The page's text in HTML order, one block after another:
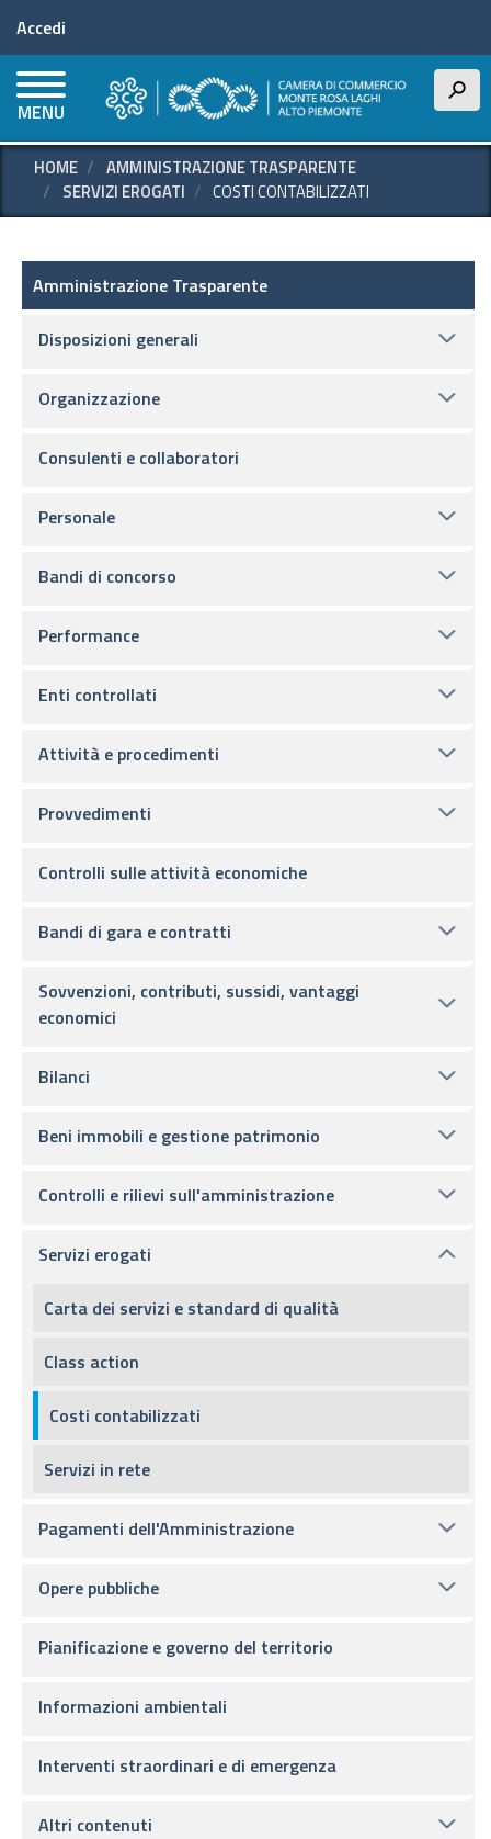
principale
Menu profilo utente
Accedi
MENU
h
HOME
AMMINISTRAZIONE TRASPARENTE
SERVIZI EROGATI
COSTI CONTABILIZZATI
Amministrazione Trasparente
Amministrazione Trasparente
Disposizioni generali
Organizzazione
Consulenti e collaboratori
Personale
Bandi di concorso
Performance
Enti controllati
Attività e procedimenti
Provvedimenti
Controlli sulle attività economiche
Bandi di gara e contratti
Sovvenzioni, contributi, sussidi, vantaggi
economici
Bilanci
Beni immobili e gestione patrimonio
Controlli e rilievi sull'amministrazione
Servizi erogati
Carta dei servizi e standard di qualità
Class action
Costi contabilizzati
Servizi in rete
Pagamenti dell'Amministrazione
Opere pubbliche
Pianificazione e governo del territorio
Informazioni ambientali
Interventi straordinari e di emergenza
Altri contenuti